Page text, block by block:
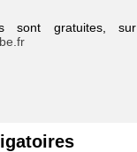
sont gratuites,